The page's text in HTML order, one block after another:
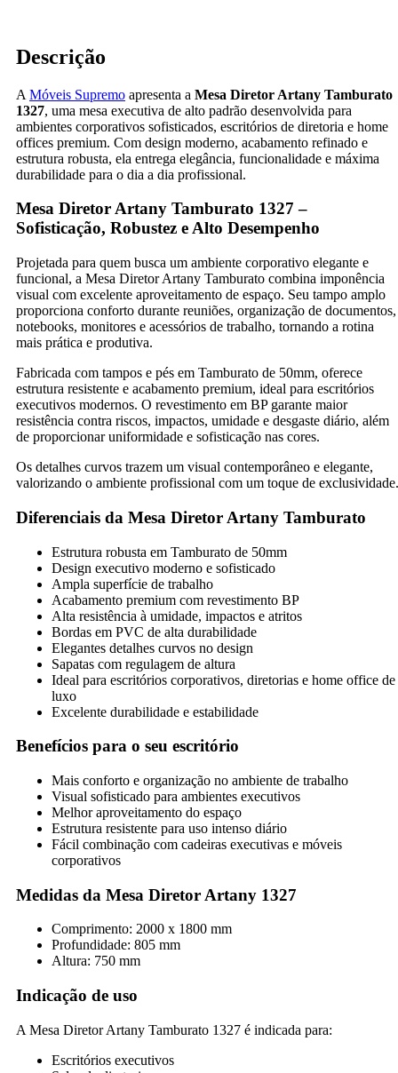
Descrição
A Móveis Supremo apresenta a Mesa Diretor Artany Tamburato
1327, uma mesa executiva de alto padrão desenvolvida para
ambientes corporativos sofisticados, escritórios de diretoria e home
offices premium. Com design moderno, acabamento refinado e
estrutura robusta, ela entrega elegância, funcionalidade e máxima
durabilidade para o dia a dia profissional.
Mesa Diretor Artany Tamburato 1327 –
Sofisticação, Robustez e Alto Desempenho
Projetada para quem busca um ambiente corporativo elegante e
funcional, a Mesa Diretor Artany Tamburato combina imponência
visual com excelente aproveitamento de espaço. Seu tampo amplo
proporciona conforto durante reuniões, organização de documentos,
notebooks, monitores e acessórios de trabalho, tornando a rotina
mais prática e produtiva.
Fabricada com tampos e pés em Tamburato de 50mm, oferece
estrutura resistente e acabamento premium, ideal para escritórios
executivos modernos. O revestimento em BP garante maior
resistência contra riscos, impactos, umidade e desgaste diário, além
de proporcionar uniformidade e sofisticação nas cores.
Os detalhes curvos trazem um visual contemporâneo e elegante,
valorizando o ambiente profissional com um toque de exclusividade.
Diferenciais da Mesa Diretor Artany Tamburato
Estrutura robusta em Tamburato de 50mm
Design executivo moderno e sofisticado
Ampla superfície de trabalho
Acabamento premium com revestimento BP
Alta resistência à umidade, impactos e atritos
Bordas em PVC de alta durabilidade
Elegantes detalhes curvos no design
Sapatas com regulagem de altura
Ideal para escritórios corporativos, diretorias e home office de
luxo
Excelente durabilidade e estabilidade
Benefícios para o seu escritório
Mais conforto e organização no ambiente de trabalho
Visual sofisticado para ambientes executivos
Melhor aproveitamento do espaço
Estrutura resistente para uso intenso diário
Fácil combinação com cadeiras executivas e móveis
corporativos
Medidas da Mesa Diretor Artany 1327
Comprimento: 2000 x 1800 mm
Profundidade: 805 mm
Altura: 750 mm
Indicação de uso
A Mesa Diretor Artany Tamburato 1327 é indicada para:
Escritórios executivos